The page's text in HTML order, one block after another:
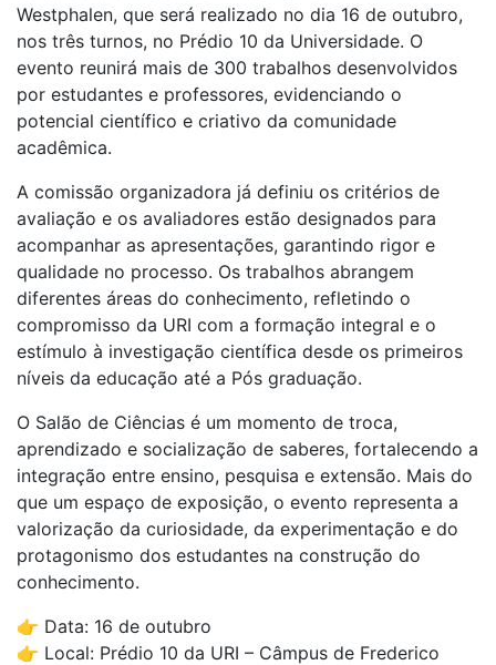
Westphalen, que será realizado no dia 16 de outubro,
nos três turnos, no Prédio 10 da Universidade. O
evento reunirá mais de 300 trabalhos desenvolvidos
por estudantes e professores, evidenciando o
potencial científico e criativo da comunidade
acadêmica.
A comissão organizadora já definiu os critérios de
avaliação e os avaliadores estão designados para
acompanhar as apresentações, garantindo rigor e
qualidade no processo. Os trabalhos abrangem
diferentes áreas do conhecimento, refletindo o
compromisso da URI com a formação integral e o
estímulo à investigação científica desde os primeiros
níveis da educação até a Pós graduação.
O Salão de Ciências é um momento de troca,
aprendizado e socialização de saberes, fortalecendo a
integração entre ensino, pesquisa e extensão. Mais do
que um espaço de exposição, o evento representa a
valorização da curiosidade, da experimentação e do
protagonismo dos estudantes na construção do
conhecimento.
👉 Data: 16 de outubro
👉 Local: Prédio 10 da URI – Câmpus de Frederico